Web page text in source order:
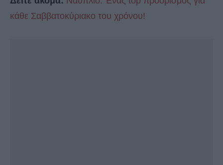
κάθε Σαββατοκύριακο του χρόνου!